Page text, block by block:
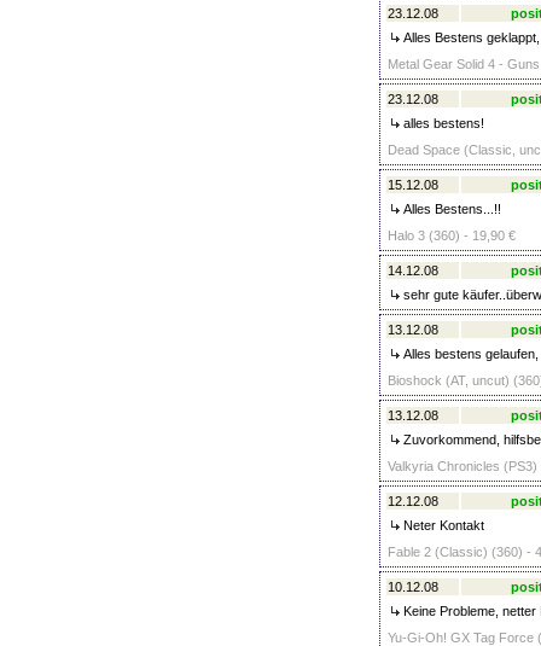
23.12.08
Alles Bestens
Metal Gear Solid 4 -
23.12.08
alles bestens!
Dead Space (Classic,
15.12.08
Alles Bestens...!!
Halo 3 (360) - 19,90 €
14.12.08
sehr gute
13.12.08
Alles bestens
Bioshock (AT, uncut)
13.12.08
Zuvorkommend,
Valkyria Chronicles (PS3)
12.12.08
Neter Kontakt
Fable 2 (Classic) (360) -
10.12.08
Keine Probleme,
Yu-Gi-Oh! GX Tag Force